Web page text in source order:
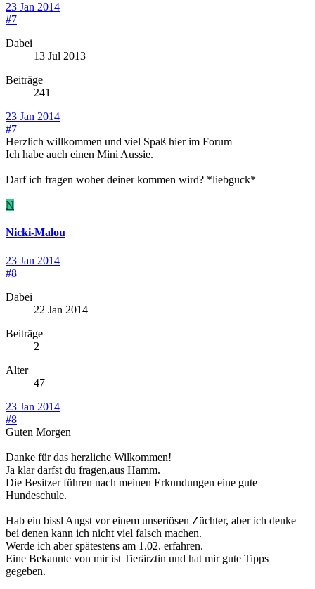
23 Jan 2014
#7
Dabei
13 Jul 2013
Beiträge
241
23 Jan 2014
#7
Herzlich willkommen und viel Spaß hier im Forum
Ich habe auch einen Mini Aussie.
Darf ich fragen woher deiner kommen wird? *liebguck*
N
Nicki-Malou
23 Jan 2014
#8
Dabei
22 Jan 2014
Beiträge
2
Alter
47
23 Jan 2014
#8
Guten Morgen
Danke für das herzliche Wilkommen!
Ja klar darfst du fragen,aus Hamm.
Die Besitzer führen nach meinen Erkundungen eine gute
Hundeschule.
Hab ein bissl Angst vor einem unseriösen Züchter, aber ich denke
bei denen kann ich nicht viel falsch machen.
Werde ich aber spätestens am 1.02. erfahren.
Eine Bekannte von mir ist Tierärztin und hat mir gute Tipps
gegeben.